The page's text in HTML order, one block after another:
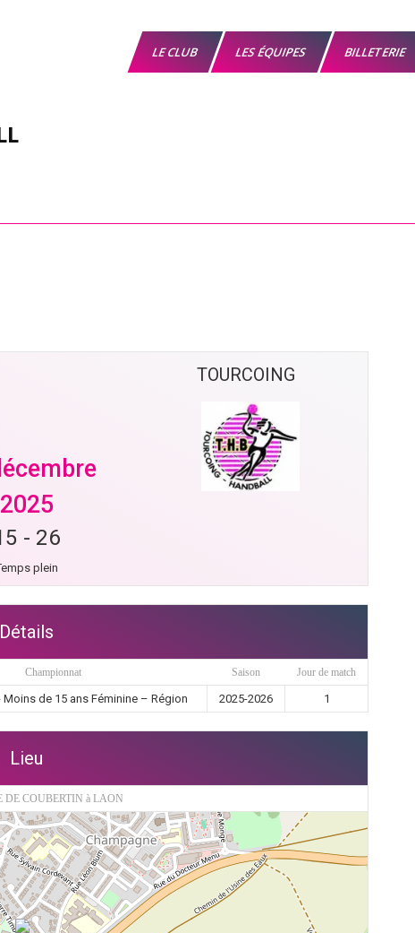
LE CLUB LES ÉQUIPES BILLETERIE
TOURCOING
2025
- 26
plein
Détails
Championnat Saison Jour de match
Moins de 15 ans Féminine – Région 2025-2026 1
Lieu
DE COUBERTIN à LAON